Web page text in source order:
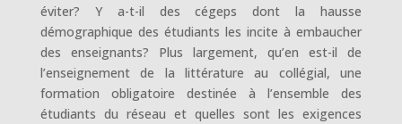
éviter? Y a-t-il des cégeps dont la hausse
démographique des étudiants les incite à embaucher
des enseignants? Plus largement, qu’en est-il de
l’enseignement de la littérature au collégial, une
formation obligatoire destinée à l’ensemble des
étudiants du réseau et quelles sont les exigences